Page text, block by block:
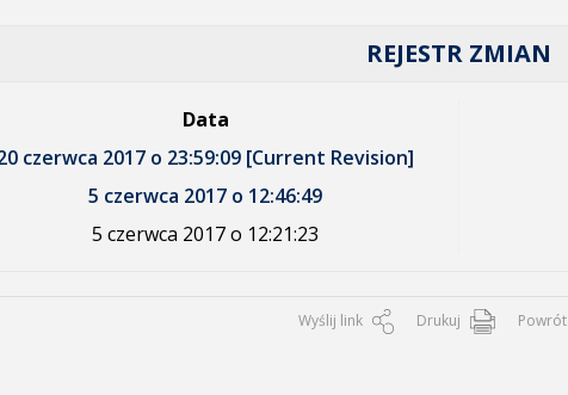
REJESTR ZMIAN
Data
czerwca 2017 o 23:59:09 [Current Revision]
5 czerwca 2017 o 12:46:49
5 czerwca 2017 o 12:21:23
Wyślij link Drukuj Powrót